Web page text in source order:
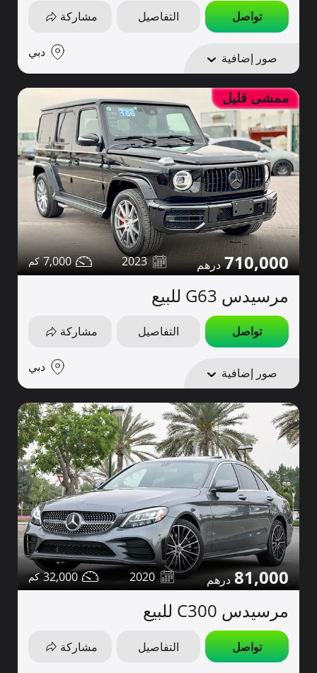
تواصل التفاصيل مشاركة
صور إضافية دبي
ممشى قليل
710,000
2023
7,000
مرسيدس G63 للبيع
تواصل التفاصيل مشاركة
صور إضافية دبي
81,000
2020
32,000
مرسيدس C300 للبيع
تواصل التفاصيل مشاركة